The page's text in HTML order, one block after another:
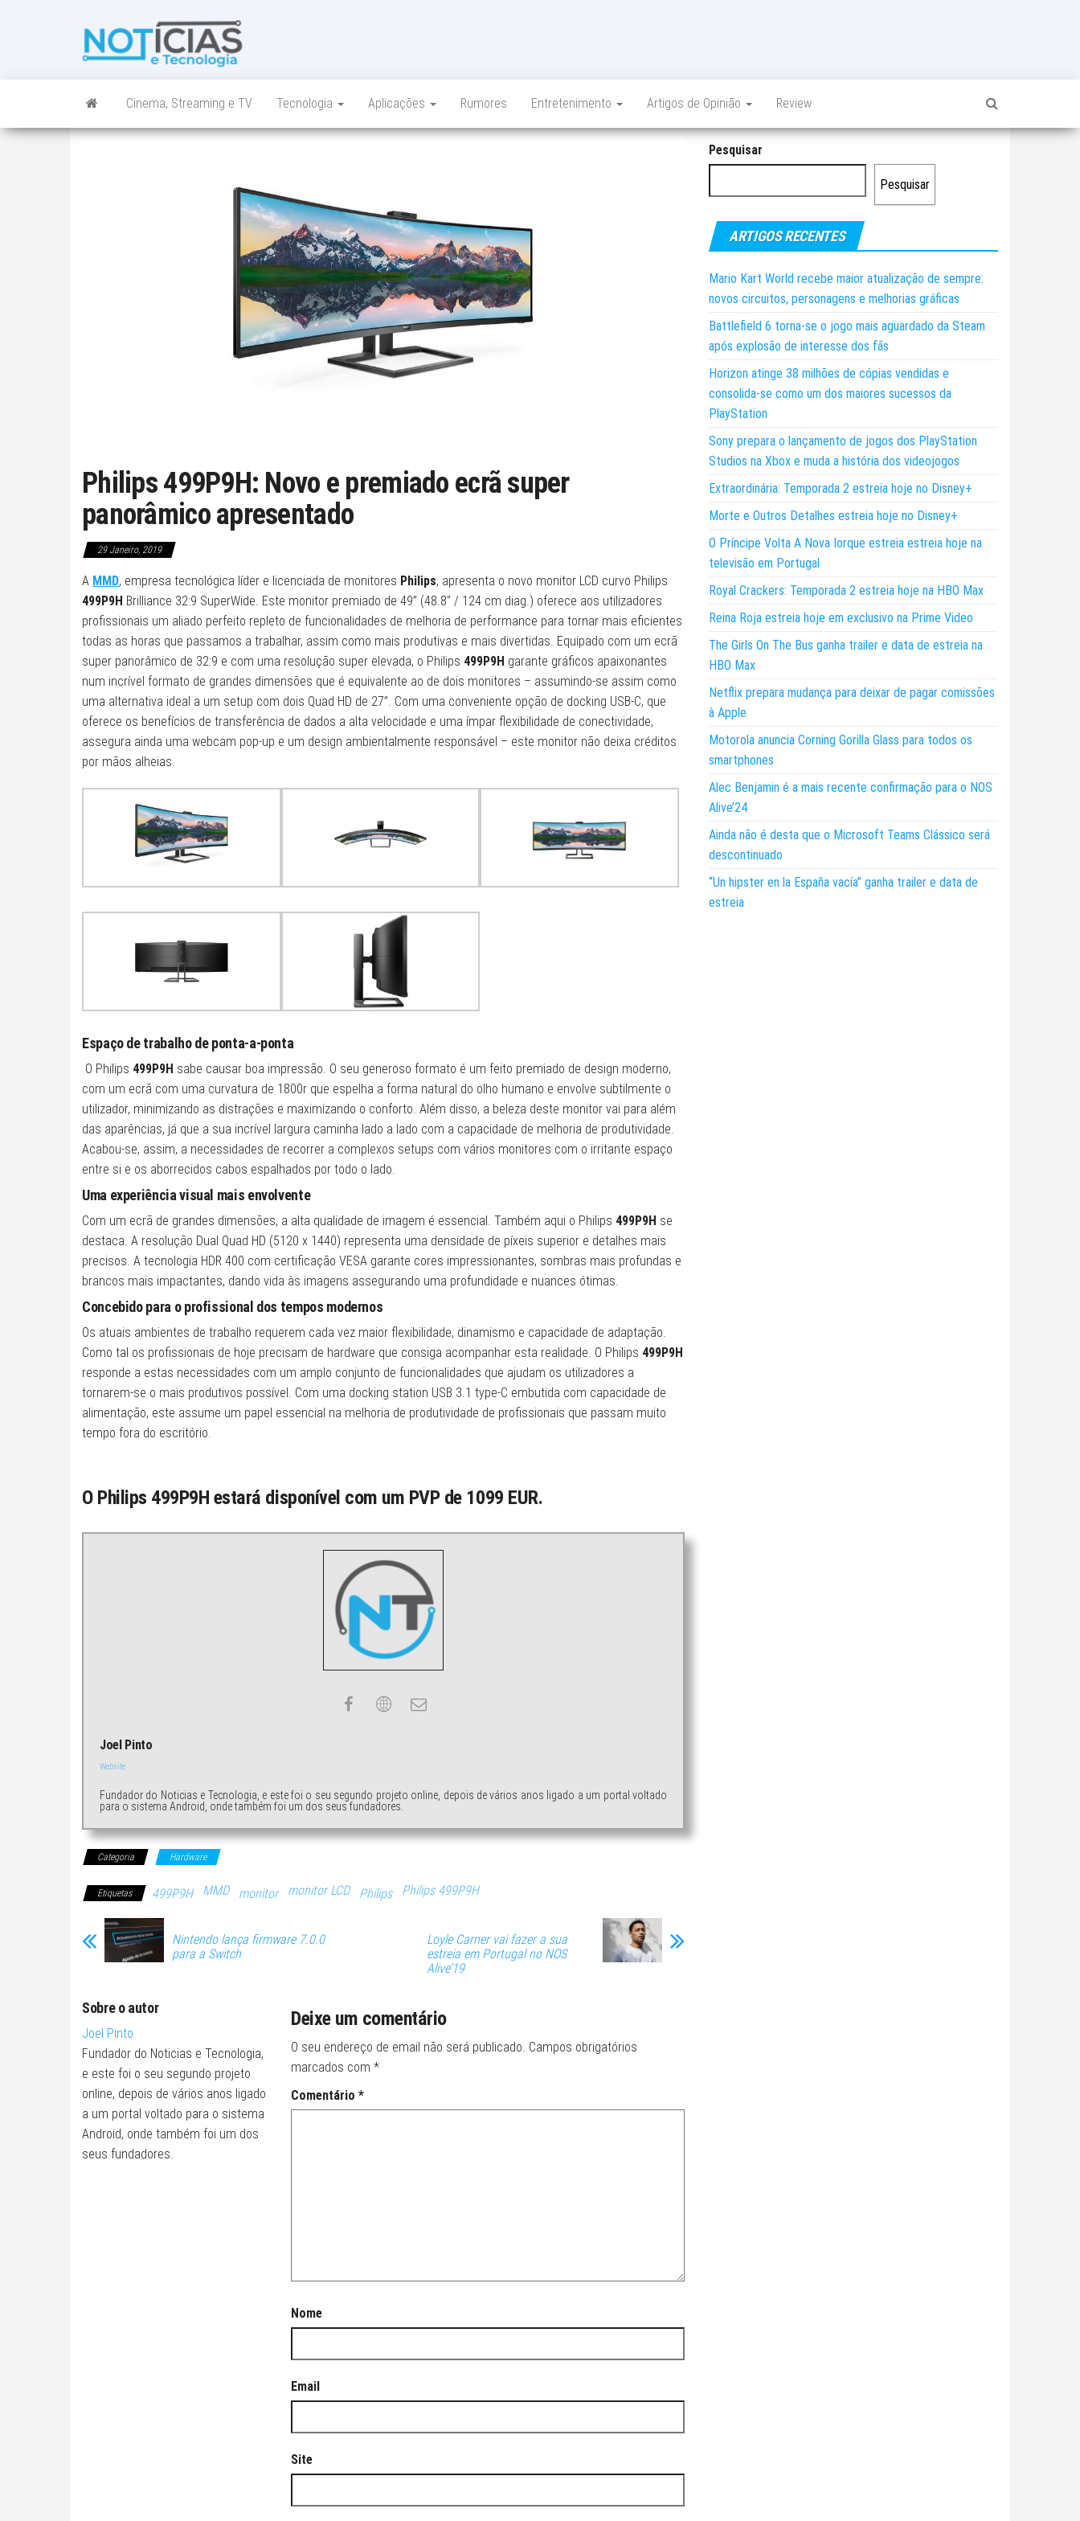
num só lugar
Cinema, Streaming e TV Tecnologia Aplicações Rumores Entretenimento Artigos de Opinião Review
Philips 499P9H: Novo e premiado ecrã super
panorâmico apresentado
29 Janeiro, 2019
A MMD, empresa tecnológica líder e licenciada de monitores Philips, apresenta o novo monitor LCD curvo Philips
499P9H Brilliance 32:9 SuperWide. Este monitor premiado de 49” (48.8″ / 124 cm diag.) oferece aos utilizadores
profissionais um aliado perfeito repleto de funcionalidades de melhoria de performance para tornar mais eficientes
todas as horas que passamos a trabalhar, assim como mais produtivas e mais divertidas. Equipado com um ecrã
super panorâmico de 32:9 e com uma resolução super elevada, o Philips 499P9H garante gráficos apaixonantes
num incrível formato de grandes dimensões que é equivalente ao de dois monitores – assumindo-se assim como
uma alternativa ideal a um setup com dois Quad HD de 27”. Com uma conveniente opção de docking USB-C, que
oferece os benefícios de transferência de dados a alta velocidade e uma ímpar flexibilidade de conectividade,
assegura ainda uma webcam pop-up e um design ambientalmente responsável – este monitor não deixa créditos
por mãos alheias.
Espaço de trabalho de ponta-a-ponta
O Philips 499P9H sabe causar boa impressão. O seu generoso formato é um feito premiado de design moderno,
com um ecrã com uma curvatura de 1800r que espelha a forma natural do olho humano e envolve subtilmente o
utilizador, minimizando as distrações e maximizando o conforto. Além disso, a beleza deste monitor vai para além
das aparências, já que a sua incrível largura caminha lado a lado com a capacidade de melhoria de produtividade.
Acabou-se, assim, a necessidades de recorrer a complexos setups com vários monitores com o irritante espaço
entre si e os aborrecidos cabos espalhados por todo o lado.
Uma experiência visual mais envolvente
Com um ecrã de grandes dimensões, a alta qualidade de imagem é essencial. Também aqui o Philips 499P9H se
destaca. A resolução Dual Quad HD (5120 x 1440) representa uma densidade de píxeis superior e detalhes mais
precisos. A tecnologia HDR 400 com certificação VESA garante cores impressionantes, sombras mais profundas e
brancos mais impactantes, dando vida às imagens assegurando uma profundidade e nuances ótimas.
Concebido para o profissional dos tempos modernos
Os atuais ambientes de trabalho requerem cada vez maior flexibilidade, dinamismo e capacidade de adaptação.
Como tal os profissionais de hoje precisam de hardware que consiga acompanhar esta realidade. O Philips 499P9H
responde a estas necessidades com um amplo conjunto de funcionalidades que ajudam os utilizadores a
tornarem-se o mais produtivos possível. Com uma docking station USB 3.1 type-C embutida com capacidade de
alimentação, este assume um papel essencial na melhoria de produtividade de profissionais que passam muito
tempo fora do escritório.
O Philips 499P9H estará disponível com um PVP de 1099 EUR.
Joel Pinto
Website
Fundador do Noticias e Tecnologia, e este foi o seu segundo projeto online, depois de vários anos ligado a um portal voltado
para o sistema Android, onde também foi um dos seus fundadores.
Categoria Hardware
Etiquetas 499P9H MMD monitor monitor LCD Philips Philips 499P9H
Nintendo lança firmware 7.0.0
para a Switch
Loyle Carner vai fazer a sua
estreia em Portugal no NOS
Alive’19
Sobre o autor
Joel Pinto
Fundador do Noticias e Tecnologia,
e este foi o seu segundo projeto
online, depois de vários anos ligado
a um portal voltado para o sistema
Android, onde também foi um dos
seus fundadores.
Deixe um comentário
O seu endereço de email não será publicado. Campos obrigatórios
marcados com *
Comentário *
Nome
Email
Site
Pesquisar
Pesquisar
ARTIGOS RECENTES
Mario Kart World recebe maior atualização de sempre:
novos circuitos, personagens e melhorias gráficas
Battlefield 6 torna-se o jogo mais aguardado da Steam
após explosão de interesse dos fãs
Horizon atinge 38 milhões de cópias vendidas e
consolida-se como um dos maiores sucessos da
PlayStation
Sony prepara o lançamento de jogos dos PlayStation
Studios na Xbox e muda a história dos videojogos
Extraordinária: Temporada 2 estreia hoje no Disney+
Morte e Outros Detalhes estreia hoje no Disney+
O Príncipe Volta A Nova Iorque estreia estreia hoje na
televisão em Portugal
Royal Crackers: Temporada 2 estreia hoje na HBO Max
Reina Roja estreia hoje em exclusivo na Prime Video
The Girls On The Bus ganha trailer e data de estreia na
HBO Max
Netflix prepara mudança para deixar de pagar comissões
à Apple
Motorola anuncia Corning Gorilla Glass para todos os
smartphones
Alec Benjamin é a mais recente confirmação para o NOS
Alive’24
Ainda não é desta que o Microsoft Teams Clássico será
descontinuado
“Un hipster en la España vacía” ganha trailer e data de
estreia